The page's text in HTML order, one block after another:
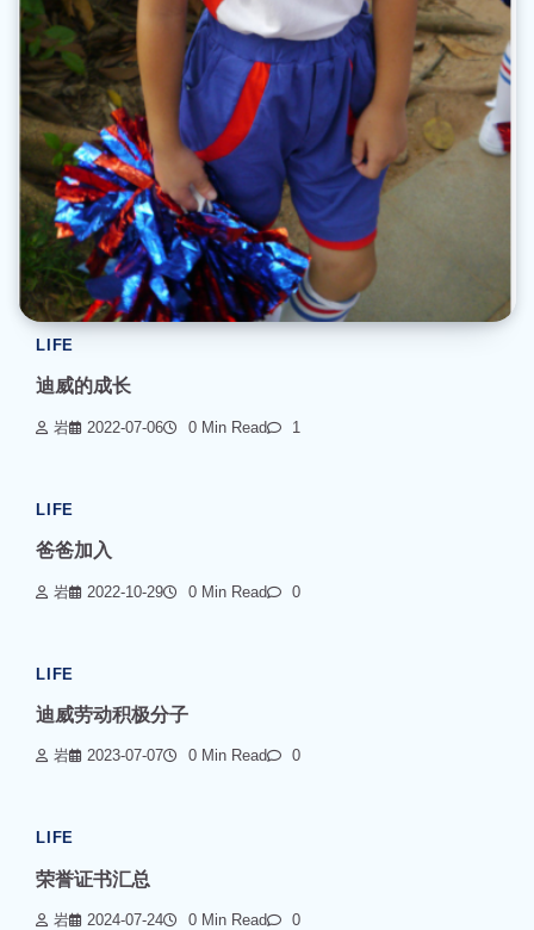
LIFE
迪威的成长
岩 2022-07-06 0 Min Read 1
LIFE
爸爸加入
岩 2022-10-29 0 Min Read 0
LIFE
迪威劳动积极分子
岩 2023-07-07 0 Min Read 0
LIFE
荣誉证书汇总
岩 2024-07-24 0 Min Read 0